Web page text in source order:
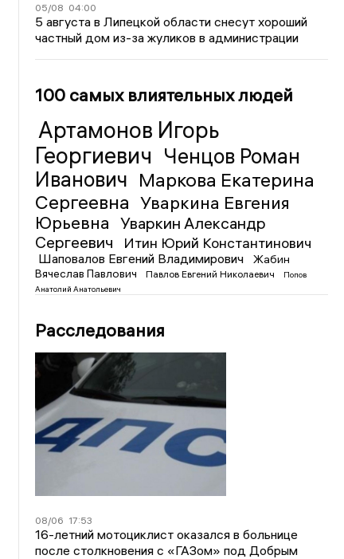
05/08 04:00
5 августа в Липецкой области снесут хороший
частный дом из-за жуликов в администрации
100 самых влиятельных людей
Артамонов Игорь
Георгиевич Ченцов Роман
Иванович Маркова Екатерина
Сергеевна Уваркина Евгения
Юрьевна
Уваркин Александр
Сергеевич
Итин Юрий Константинович
Шаповалов Евгений Владимирович
Жабин
Вячеслав Павлович
Павлов Евгений Николаевич
Попов
Анатолий Анатольевич
Расследования
08/06 17:53
16-летний мотоциклист оказался в больнице
после столкновения с «ГАЗом» под Добрым